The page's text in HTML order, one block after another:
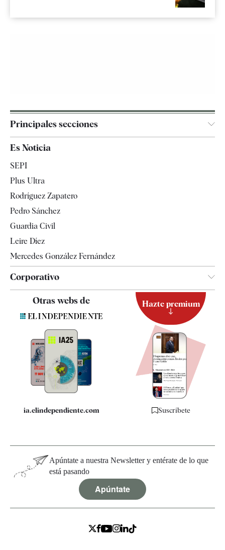
Principales secciones
España
Televisión
Es Noticia
SEPI
Plus Ultra
Rodríguez Zapatero
Pedro Sánchez
Guardia Civil
Leire Díez
Mercedes González Fernández
Corporativo
Contacto
Quiénes somos
Especificaciones
Otras webs de
ia.elindependiente.com
Hazte premium
Suscríbete
Apúntate a nuestra Newsletter y entérate de lo que
está pasando
Apúntate